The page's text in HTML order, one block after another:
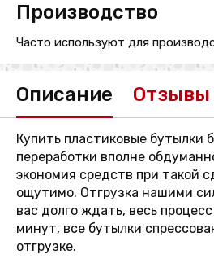
Производство
Часто используют для
Описание Отзывы
Купить пластиковые бутылки
переработки вполне
экономия средств при такой
ощутимо. Отгрузка нашими
вас долго ждать, весь
минут, все бутылки
отгрузке.